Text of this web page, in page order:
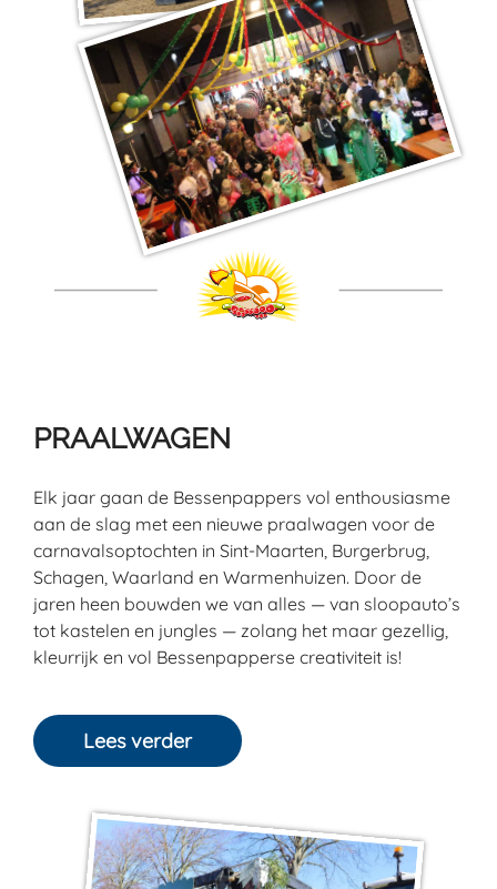
PRAALWAGEN
Elk jaar gaan de Bessenpappers vol enthousiasme
aan de slag met een nieuwe praalwagen voor de
carnavalsoptochten in Sint-Maarten, Burgerbrug,
Schagen, Waarland en Warmenhuizen. Door de
jaren heen bouwden we van alles — van sloopauto’s
tot kastelen en jungles — zolang het maar gezellig,
kleurrijk en vol Bessenpapperse creativiteit is!
Lees verder